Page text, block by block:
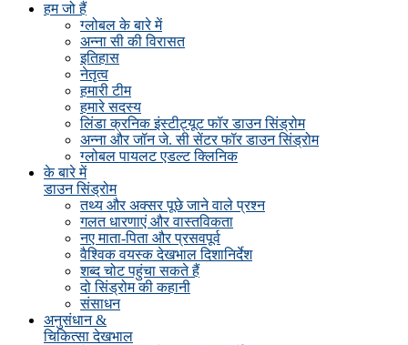
हम जो हैं
ग्लोबल के बारे में
अन्ना सी की विरासत
इतिहास
नेतृत्व
हमारी टीम
हमारे सदस्य
लिंडा क्रनिक इंस्टीट्यूट फॉर डाउन सिंड्रोम
अन्ना और जॉन जे. सी सेंटर फॉर डाउन सिंड्रोम
ग्लोबल पायलट एडल्ट क्लिनिक
के बारे में
डाउन सिंड्रोम
तथ्य और अक्सर पूछे जाने वाले प्रश्न
गलत धारणाएं और वास्तविकता
नए माता-पिता और प्रसवपूर्व
वैश्विक वयस्क देखभाल दिशानिर्देश
शब्द चोट पहुंचा सकते हैं
दो सिंड्रोम की कहानी
संसाधन
अनुसंधान &
चिकित्सा देखभाल